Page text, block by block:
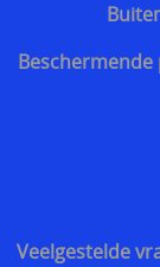
Veelgestelde